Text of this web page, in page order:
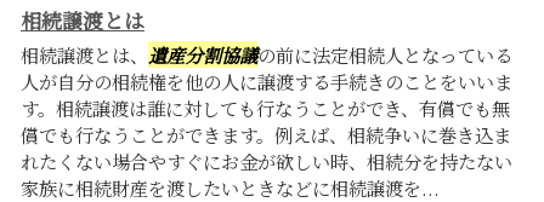
相続譲渡とは
相続譲渡とは、 遺産分割協議の前に法定相続人となっている
人が自分の相続権を他の人に譲渡する手続きのことをいいま
す。相続譲渡は誰に対しても行なうことができ、有償でも無
償でも行なうことができます。例えば、相続争いに巻き込ま
れたくない場合やすぐにお金が欲しい時、相続分を持たない
家族に相続財産を渡したいときなどに相続譲渡を...